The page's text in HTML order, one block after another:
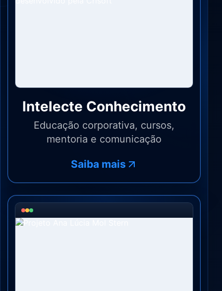
Intelecte Conhecimento
Educação corporativa, cursos,
mentoria e comunicação
Saiba mais